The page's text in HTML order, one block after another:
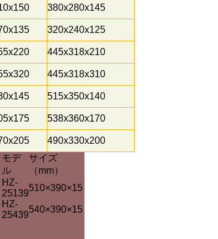
380x280x145
320x240x125
445x318x210
445x318x310
515x350x140
538x360x170
490x330x200
モデ
ル
サイズ
（mm）
HZ-
25139
510×390×15
HZ-
25439
540×390×15